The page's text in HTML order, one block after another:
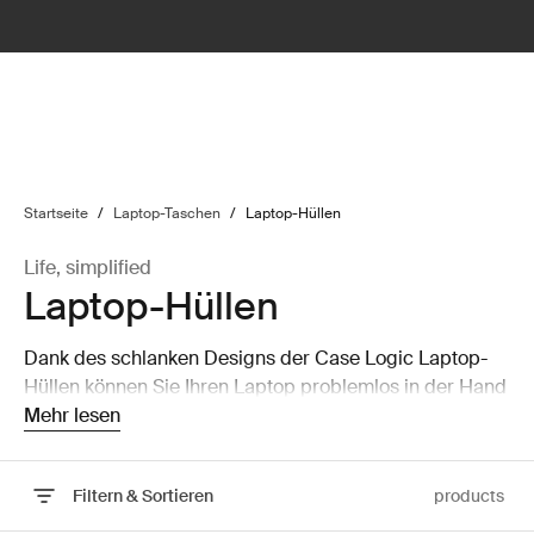
Startseite / Laptop-Taschen / Laptop-Hüllen
Life, simplified
Laptop-Hüllen
Dank des schlanken Designs der Case Logic Laptop-
Hüllen können Sie Ihren Laptop problemlos in der Hand
tragen oder in einer größeren Tasche verstauen, ohne
Mehr lesen
Filtern & Sortieren products